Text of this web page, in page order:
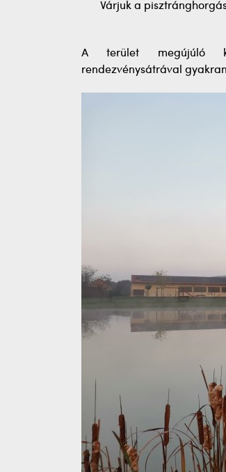
Várjuk a
A terület megújúló
rendezvénysátrával